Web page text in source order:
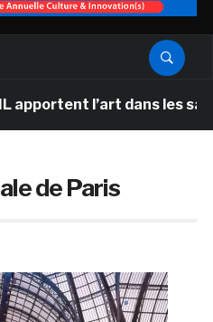
l’art dans les salles
de Paris